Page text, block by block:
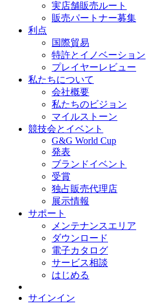
実店舗販売ルート
販売パートナー募集
利点
国際貿易
特許とイノベーション
プレイヤーレビュー
私たちについて
会社概要
私たちのビジョン
マイルストーン
競技会とイベント
G&G World Cup
発表
ブランドイベント
受賞
独占販売代理店
展示情報
サポート
メンテナンスエリア
ダウンロード
電子カタログ
サービス相談
はじめる
サインイン